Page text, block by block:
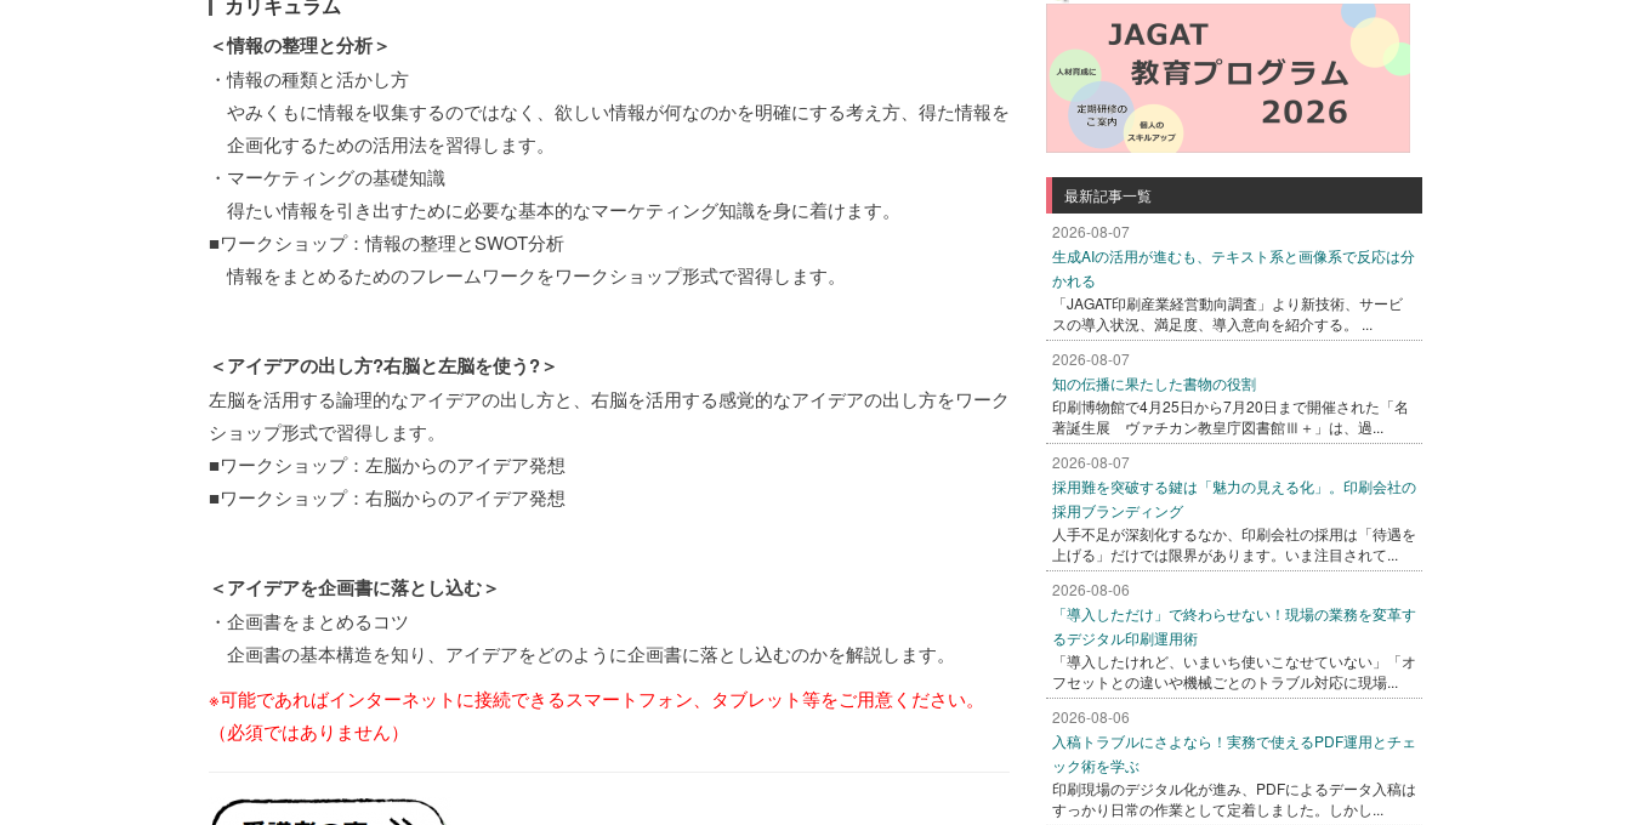
＜情報の整理と分析＞
・情報の種類と活かし方
やみくもに情報を収集するのではなく、欲しい情報が何なのかを明確にする考え方、得た情報を
企画化するための活用法を習得します。
・マーケティングの基礎知識
得たい情報を引き出すために必要な基本的なマーケティング知識を身に着けます。
■ワークショップ：情報の整理とSWOT分析
情報をまとめるためのフレームワークをワークショップ形式で習得します。
＜アイデアの出し方?右脳と左脳を使う?＞
左脳を活用する論理的なアイデアの出し方と、右脳を活用する感覚的なアイデアの出し方をワーク
ショップ形式で習得します。
■ワークショップ：左脳からのアイデア発想
■ワークショップ：右脳からのアイデア発想
＜アイデアを企画書に落とし込む＞
・企画書をまとめるコツ
企画書の基本構造を知り、アイデアをどのように企画書に落とし込むのかを解説します。
※可能であればインターネットに接続できるスマートフォン、タブレット等をご用意ください。
（必須ではありません）
最新記事一覧
2026-08-07
生成AIの活用が進むも、テキスト系と画像系で反応は分
かれる
「JAGAT印刷産業経営動向調査」より新技術、サービ
スの導入状況、満足度、導入意向を紹介する。 ...
2026-08-07
知の伝播に果たした書物の役割
印刷博物館で4月25日から7月20日まで開催された「名
著誕生展 ヴァチカン教皇庁図書館Ⅲ＋」は、過...
2026-08-07
採用難を突破する鍵は「魅力の見える化」。印刷会社の
採用ブランディング
人手不足が深刻化するなか、印刷会社の採用は「待遇を
上げる」だけでは限界があります。いま注目されて...
2026-08-06
「導入しただけ」で終わらせない！現場の業務を変革す
るデジタル印刷運用術
「導入したけれど、いまいち使いこなせていない」「オ
フセットとの違いや機械ごとのトラブル対応に現場...
2026-08-06
入稿トラブルにさよなら！実務で使えるPDF運用とチェ
ック術を学ぶ
印刷現場のデジタル化が進み、PDFによるデータ入稿は
すっかり日常の作業として定着しました。しかし...